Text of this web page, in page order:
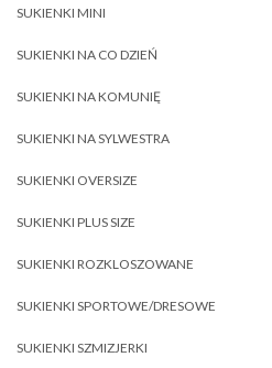
SUKIENKI MINI
SUKIENKI NA CO DZIEŃ
SUKIENKI NA KOMUNIĘ
SUKIENKI NA SYLWESTRA
SUKIENKI OVERSIZE
SUKIENKI PLUS SIZE
SUKIENKI ROZKLOSZOWANE
SUKIENKI SPORTOWE/DRESOWE
SUKIENKI SZMIZJERKI